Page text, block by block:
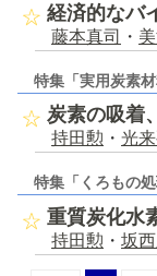
経済的なバ
藤本真司 ・
特集「実用炭素
炭素の吸着
持田勲 ・ 光
特集「くろもの
重質炭化水
持田勲 ・ 坂